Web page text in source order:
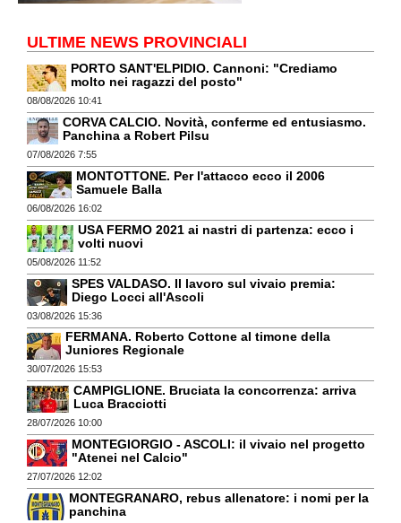
ULTIME NEWS PROVINCIALI
PORTO SANT'ELPIDIO. Cannoni: "Crediamo
molto nei ragazzi del posto"
08/08/2026 10:41
CORVA CALCIO. Novità, conferme ed entusiasmo.
Panchina a Robert Pilsu
07/08/2026 7:55
MONTOTTONE. Per l'attacco ecco il 2006
Samuele Balla
06/08/2026 16:02
USA FERMO 2021 ai nastri di partenza: ecco i
volti nuovi
05/08/2026 11:52
SPES VALDASO. Il lavoro sul vivaio premia:
Diego Locci all'Ascoli
03/08/2026 15:36
FERMANA. Roberto Cottone al timone della
Juniores Regionale
30/07/2026 15:53
CAMPIGLIONE. Bruciata la concorrenza: arriva
Luca Bracciotti
28/07/2026 10:00
MONTEGIORGIO - ASCOLI: il vivaio nel progetto
"Atenei nel Calcio"
27/07/2026 12:02
MONTEGRANARO, rebus allenatore: i nomi per la
panchina